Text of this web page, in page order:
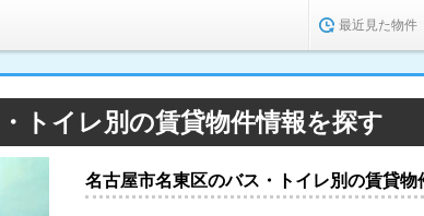
最近見た物件
トイレ別の賃貸物件情報を探す
名古屋市名東区のバス・トイレ別の賃貸物